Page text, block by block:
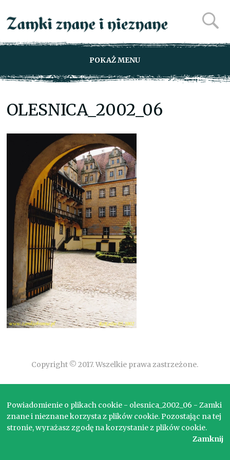
POKAŻ MENU
OLESNICA_2002_06
Copyright © 2017. Wszelkie prawa zastrzeżone.
Powiadomienie o plikach cookie - olesnica_2002_06 - Zamki
znane i nieznane korzysta z plików cookie. Pozostając na tej
stronie, wyrażasz zgodę na korzystanie z plików cookie.
Zamknij